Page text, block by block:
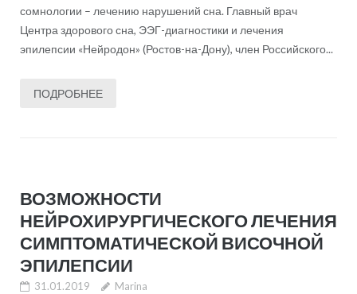
сомнологии – лечению нарушений сна. Главный врач
Центра здорового сна, ЭЭГ-диагностики и лечения
эпилепсии «Нейродон» (Ростов-на-Дону), член Российского...
ПОДРОБНЕЕ
ВОЗМОЖНОСТИ
НЕЙРОХИРУРГИЧЕСКОГО ЛЕЧЕНИЯ
СИМПТОМАТИЧЕСКОЙ ВИСОЧНОЙ
ЭПИЛЕПСИИ
31.01.2019 Marina